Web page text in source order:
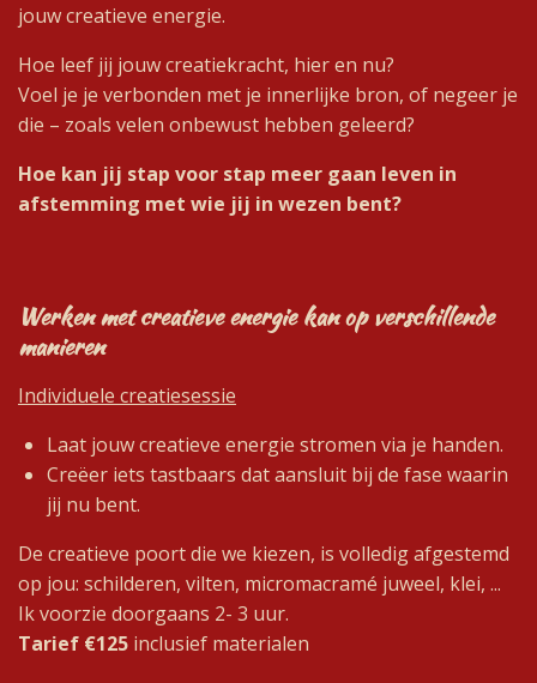
jouw creatieve energie.
Hoe leef jij jouw creatiekracht, hier en nu?
Voel je je verbonden met je innerlijke bron, of negeer je
die – zoals velen onbewust hebben geleerd?
Hoe kan jij stap voor stap meer gaan leven in
afstemming met wie jij in wezen bent?
Werken met creatieve energie kan op verschillende
manieren
Individuele creatiesessie
Laat jouw creatieve energie stromen via je handen.
Creëer iets tastbaars dat aansluit bij de fase waarin
jij nu bent.
De creatieve poort die we kiezen, is volledig afgestemd
op jou: schilderen, vilten, micromacramé juweel, klei, ...
Ik voorzie doorgaans 2- 3 uur.
Tarief €125 inclusief materialen